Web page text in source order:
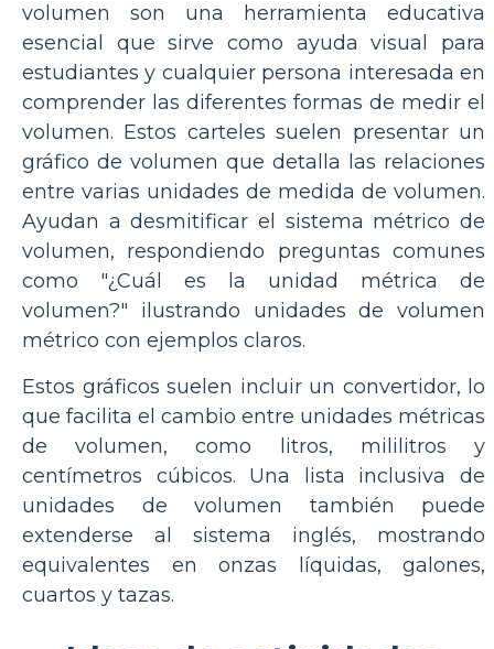
volumen son una herramienta educativa
esencial que sirve como ayuda visual para
estudiantes y cualquier persona interesada en
comprender las diferentes formas de medir el
volumen. Estos carteles suelen presentar un
gráfico de volumen que detalla las relaciones
entre varias unidades de medida de volumen.
Ayudan a desmitificar el sistema métrico de
volumen, respondiendo preguntas comunes
como "¿Cuál es la unidad métrica de
volumen?" ilustrando unidades de volumen
métrico con ejemplos claros.
Estos gráficos suelen incluir un convertidor, lo
que facilita el cambio entre unidades métricas
de volumen, como litros, mililitros y
centímetros cúbicos. Una lista inclusiva de
unidades de volumen también puede
extenderse al sistema inglés, mostrando
equivalentes en onzas líquidas, galones,
cuartos y tazas.